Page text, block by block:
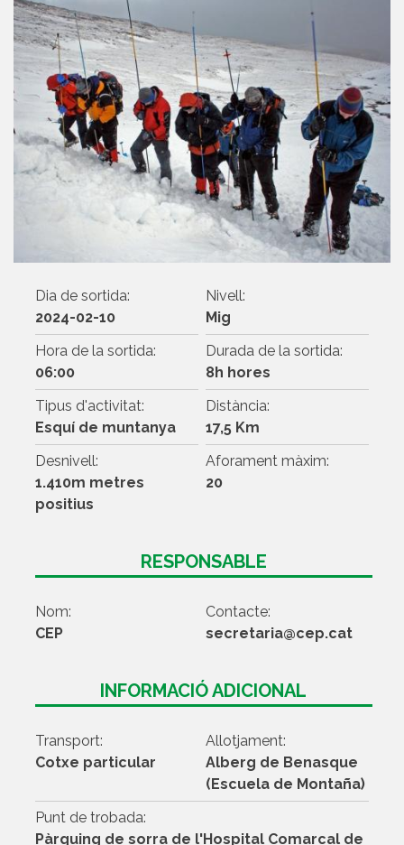
Dia de sortida:
2024-02-10
Nivell:
Mig
Hora de la sortida:
06:00
Durada de la sortida:
8h hores
Tipus d'activitat:
Esquí de muntanya
Distància:
17,5 Km
Desnivell:
1.410m metres
positius
Aforament màxim:
20
RESPONSABLE
Nom:
CEP
Contacte:
secretaria@cep.cat
INFORMACIÓ ADICIONAL
Transport:
Cotxe particular
Allotjament:
Alberg de Benasque
(Escuela de Montaña)
Punt de trobada:
Pàrquing de sorra de l'Hospital Comarcal de